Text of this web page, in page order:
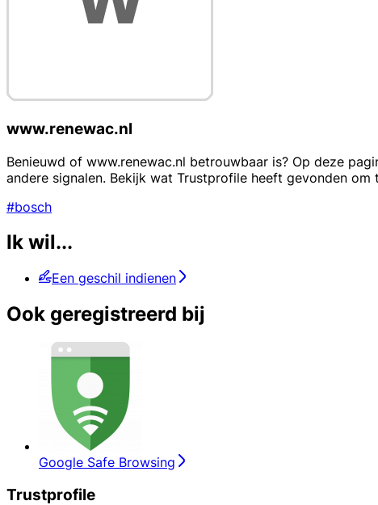
www.renewac.nl
Benieuwd of www.renewac.nl betrouwbaar is? Op deze
andere signalen. Bekijk wat Trustprofile heeft gevonden
#bosch
Ik wil...
Een geschil indienen
Ook geregistreerd bij
Google Safe Browsing
Trustprofile